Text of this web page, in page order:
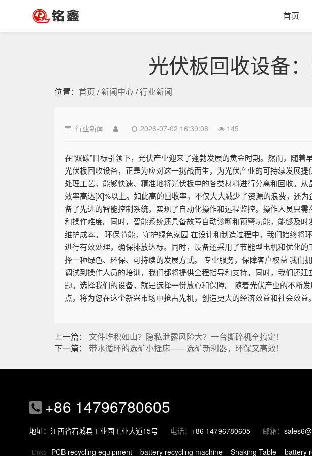
首页
光伏板回收设备
位置： 首页 /新闻中心/行业新闻
行业新闻 2026-07-02 16:39:08 145
在“双碳”目标引领下，光伏产业迎来了蓬勃发展的黄金时期。然而，随
光伏板回收设备，正是为应对这一挑战而生，为光伏产业的可持续发展
处理工艺，能够快速、精准地将光伏板中的各类材料进行分离和回收。
效率高达[X]%以上。如此高的回收率，不仅大大减少了资源的浪费，还
备了先进的智能控制系统，实现了自动化操作和远程监控。操作人员只
和操作难度。同时，智能系统还具备故障自动诊断和预警功能，能够及
维护成本。 环保节能，守护绿色家园 在设计和制造过程中，我们始终
进行有效处理，确保排放达标。同时，设备还采用了节能型电机和优化
择一种绿色、环保、可持续的发展方式。 专业服务，保障客户权益 我
调试到操作人员的培训，我们都将提供全程指导和支持。同时，我们还
题。选择我们的设备，就是选择一份放心和保障。 随着光伏产业的不断
点，将为您在这个新兴市场中抢占先机，创造更大的经济效益和社会效益
上一篇： 文件堆积如山？隐私泄露风险大？一台撕碎机全搞定！
下一篇： 带水循环的选矿小摇床——选矿新利器，环保又高效！
+86 14796780605
地址：江西省石城县工业园工业大道15号 电话： +86 14796780605 邮箱：
Links PCB recycling equipment battery recycling machine Shaking Table battery